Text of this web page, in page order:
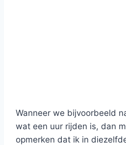
Wanneer we bijvoorbeeld
wat een uur rijden is, dan
opmerken dat ik in